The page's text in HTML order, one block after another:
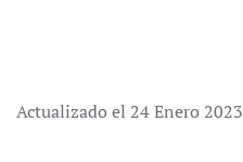
Actualizado el 24 Enero 2023